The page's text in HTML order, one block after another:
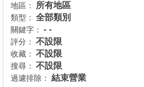
推薦景點
討論區
地區： 所有地區
類型： 全部類別
關鍵字： - -
評分： 不設限
收藏： 不設限
搜尋： 不設限
過濾排除： 結束營業